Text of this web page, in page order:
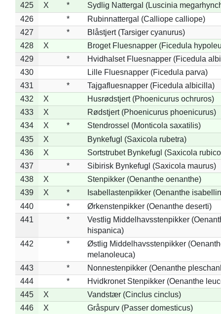
425
X *
Sydlig Nattergal (Luscinia
426
*
Rubinnattergal (Calliope calliope)
427
*
Blåstjert (Tarsiger cyanurus)
428
X
Broget Fluesnapper (Ficedula
429
*
Hvidhalset Fluesnapper (Ficedula
430
Lille Fluesnapper (Ficedula parva)
431
*
Tajgafluesnapper (Ficedula albicilla)
432
X
Husrødstjert (Phoenicurus ochruros)
433
X
Rødstjert (Phoenicurus phoenicurus)
434
X *
Stendrossel (Monticola saxatilis)
435
X
Bynkefugl (Saxicola rubetra)
436
X
Sortstrubet Bynkefugl (Saxicola
437
*
Sibirisk Bynkefugl (Saxicola maurus)
438
X
Stenpikker (Oenanthe oenanthe)
439
X *
Isabellastenpikker (Oenanthe
440
*
Ørkenstenpikker (Oenanthe deserti)
441
*
Vestlig Middelhavsstenpikker
hispanica)
442
*
Østlig Middelhavsstenpikker
melanoleuca)
443
*
Nonnestenpikker (Oenanthe
444
*
Hvidkronet Stenpikker (Oenanthe
445
X
Vandstær (Cinclus cinclus)
446
X
Gråspurv (Passer domesticus)